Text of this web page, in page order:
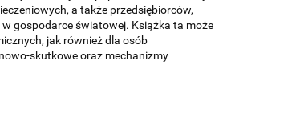
a także przedsiębiorców,
gospodarce światowej. Książka ta może
jak również dla osób
skutkowe oraz mechanizmy